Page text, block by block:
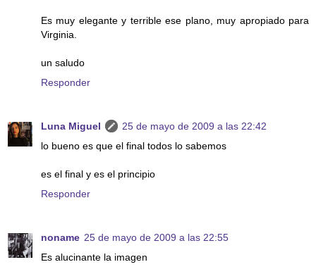
Es muy elegante y terrible ese plano, muy apropiado para
Virginia.
un saludo
Responder
Luna Miguel
25 de mayo de 2009 a las 22:42
lo bueno es que el final todos lo sabemos
es el final y es el principio
Responder
noname 25 de mayo de 2009 a las 22:55
Es alucinante la imagen